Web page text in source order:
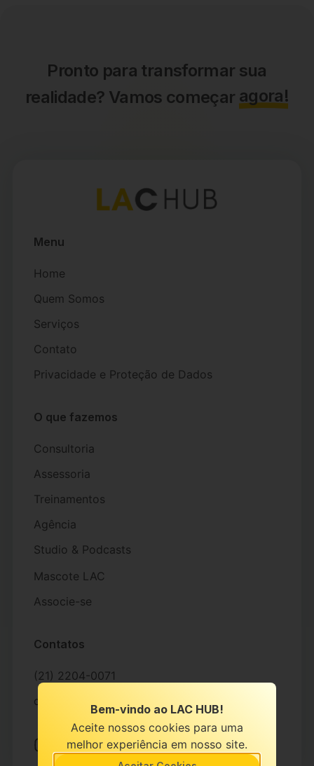
Pronto para transformar sua
realidade? Vamos começar agora!
Menu
Home
Quem Somos
Serviços
Contato
Privacidade e Proteção de Dados
O que fazemos
Consultoria
Assessoria
Treinamentos
Agência
Studio & Podcasts
Mascote LAC
Associe-se
Contatos
(21) 2204-0071
contato@lachub.com.br
Bem-vindo ao LAC HUB!
Aceite nossos cookies para uma
melhor experiência em nosso site.